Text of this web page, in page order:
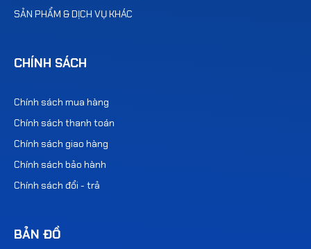
SẢN PHẨM & DỊCH VỤ KHÁC
CHÍNH SÁCH
Chính sách mua hàng
Chính sách thanh toán
Chính sách giao hàng
Chính sách bảo hành
Chính sách đổi - trả
BẢN ĐỒ